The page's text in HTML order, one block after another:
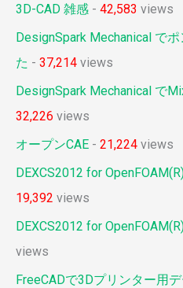
3D-CAD 雑感 - 42,583 views
DesignSpark Mechanical で
た - 37,214 views
DesignSpark Mechanical で
32,226 views
オープンCAE - 21,224 views
DEXCS2012 for
19,392 views
DEXCS2012 for
views
FreeCADで3Dプリンター用